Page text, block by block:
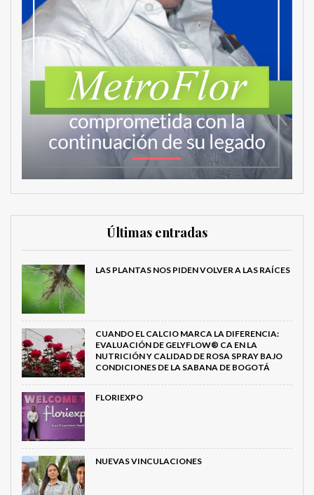
Últimas entradas
LAS PLANTAS NOS PIDEN VOLVER A LAS RAÍCES
CUANDO EL CALCIO MARCA LA DIFERENCIA:
EVALUACIÓN DE GELYFLOW® CA EN LA
NUTRICIÓN Y CALIDAD DE ROSA SPRAY BAJO
CONDICIONES DE LA SABANA DE BOGOTÁ
FLORIEXPO
NUEVAS VINCULACIONES